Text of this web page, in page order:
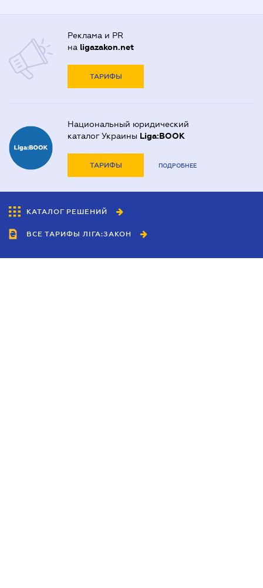
Реклама и PR
на ligazakon.net
ТАРИФЫ
Национальный юридический
каталог Украины Liga:BOOK
ТАРИФЫ ПОДРОБНЕЕ
КАТАЛОГ РЕШЕНИЙ
ВСЕ ТАРИФЫ ЛІГА:ЗАКОН